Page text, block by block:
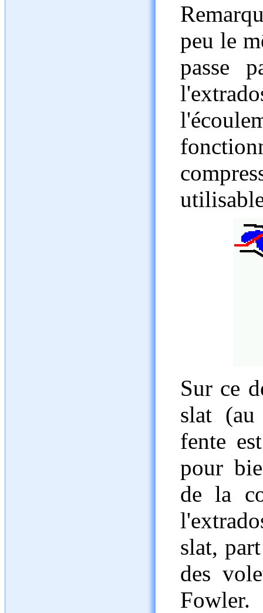
peu le
passe
Sur ce
slat (au
fente
pour
de la
slat,
des
Fowler.